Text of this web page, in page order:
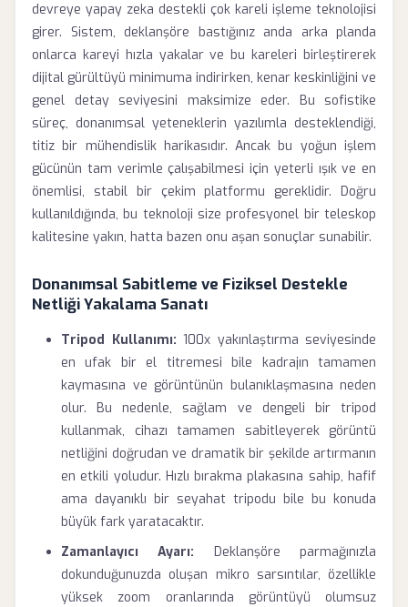
devreye yapay zeka destekli çok kareli işleme teknolojisi
girer. Sistem, deklanşöre bastığınız anda arka planda
onlarca kareyi hızla yakalar ve bu kareleri birleştirerek
dijital gürültüyü minimuma indirirken, kenar keskinliğini ve
genel detay seviyesini maksimize eder. Bu sofistike
süreç, donanımsal yeteneklerin yazılımla desteklendiği,
titiz bir mühendislik harikasıdır. Ancak bu yoğun işlem
gücünün tam verimle çalışabilmesi için yeterli ışık ve en
önemlisi, stabil bir çekim platformu gereklidir. Doğru
kullanıldığında, bu teknoloji size profesyonel bir teleskop
kalitesine yakın, hatta bazen onu aşan sonuçlar sunabilir.
Donanımsal Sabitleme ve Fiziksel Destekle
Netliği Yakalama Sanatı
Tripod Kullanımı: 100x yakınlaştırma seviyesinde
en ufak bir el titremesi bile kadrajın tamamen
kaymasına ve görüntünün bulanıklaşmasına neden
olur. Bu nedenle, sağlam ve dengeli bir tripod
kullanmak, cihazı tamamen sabitleyerek görüntü
netliğini doğrudan ve dramatik bir şekilde artırmanın
en etkili yoludur. Hızlı bırakma plakasına sahip, hafif
ama dayanıklı bir seyahat tripodu bile bu konuda
büyük fark yaratacaktır.
Zamanlayıcı Ayarı: Deklanşöre parmağınızla
dokunduğunuzda oluşan mikro sarsıntılar, özellikle
yüksek zoom oranlarında görüntüyü olumsuz